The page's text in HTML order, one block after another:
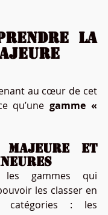
la
au cœur de cet
qu’une gamme «
majeure et
les gammes qui
les classer en